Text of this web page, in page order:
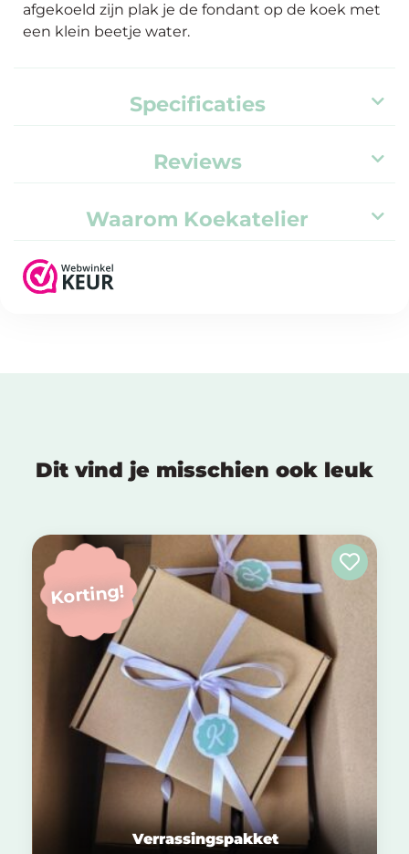
afgekoeld zijn plak je de fondant op de koek met
een klein beetje water.
Specificaties
Reviews
Waarom Koekatelier
Dit vind je misschien ook leuk
Korting!
Verrassingspakket